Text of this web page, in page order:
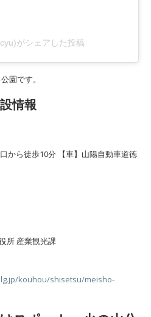
がシェアした投稿
園です。
情報
から徒歩10分 【車】山陽自動車道徳
所 産業観光課
kouhou/shisetsu/meisho-